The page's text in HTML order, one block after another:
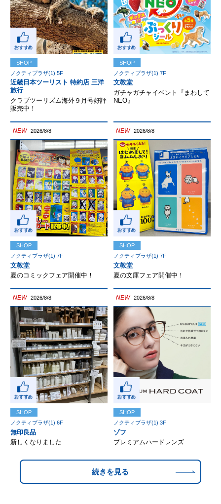
SHOP
ノクティプラザ(1) 5F
近畿日本ツーリスト 特約店 三洋
旅行
クラブツーリズム海外９月号好評
販売中！
SHOP
ノクティプラザ(1) 7F
文教堂
ガチャガチャイベント『まわして
NEO』
NEW 2026/8/8
SHOP
ノクティプラザ(1) 7F
文教堂
夏のコミックフェア開催中！
NEW 2026/8/8
SHOP
ノクティプラザ(1) 7F
文教堂
夏の文庫フェア開催中！
NEW 2026/8/8
SHOP
ノクティプラザ(1) 6F
無印良品
新しくなりました
NEW 2026/8/8
SHOP
ノクティプラザ(1) 3F
ゾフ
プレミアムハードレンズ
続きを見る